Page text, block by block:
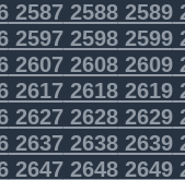
258725882589
259725982599
260726082609
261726182619
262726282629
263726382639
264726482649